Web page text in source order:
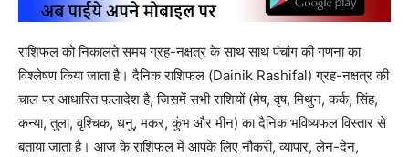
राशिफल को निकालते समय ग्रह-नक्षत्र के साथ साथ पंचांग की गणना का
विश्लेषण किया जाता है। दैनिक राशिफल (Dainik Rashifal) ग्रह-नक्षत्र की
चाल पर आधारित फलादेश है, जिसमें सभी राशियों (मेष, वृष, मिथुन, कर्क, सिंह,
कन्या, तुला, वृश्चिक, धनु, मकर, कुंभ और मीन) का दैनिक भविष्यफल विस्तार से
बताया जाता है। आज के राशिफल में आपके लिए नौकरी, व्यापार, लेन-देन,